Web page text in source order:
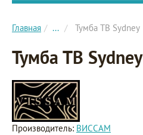
Главная ... Тумба ТВ Sydney
Тумба ТВ Sydney
Производитель: ВИССАМ